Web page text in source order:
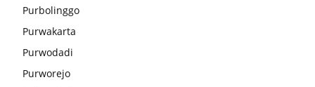
Purbolinggo
Purwakarta
Purwodadi
Purworejo